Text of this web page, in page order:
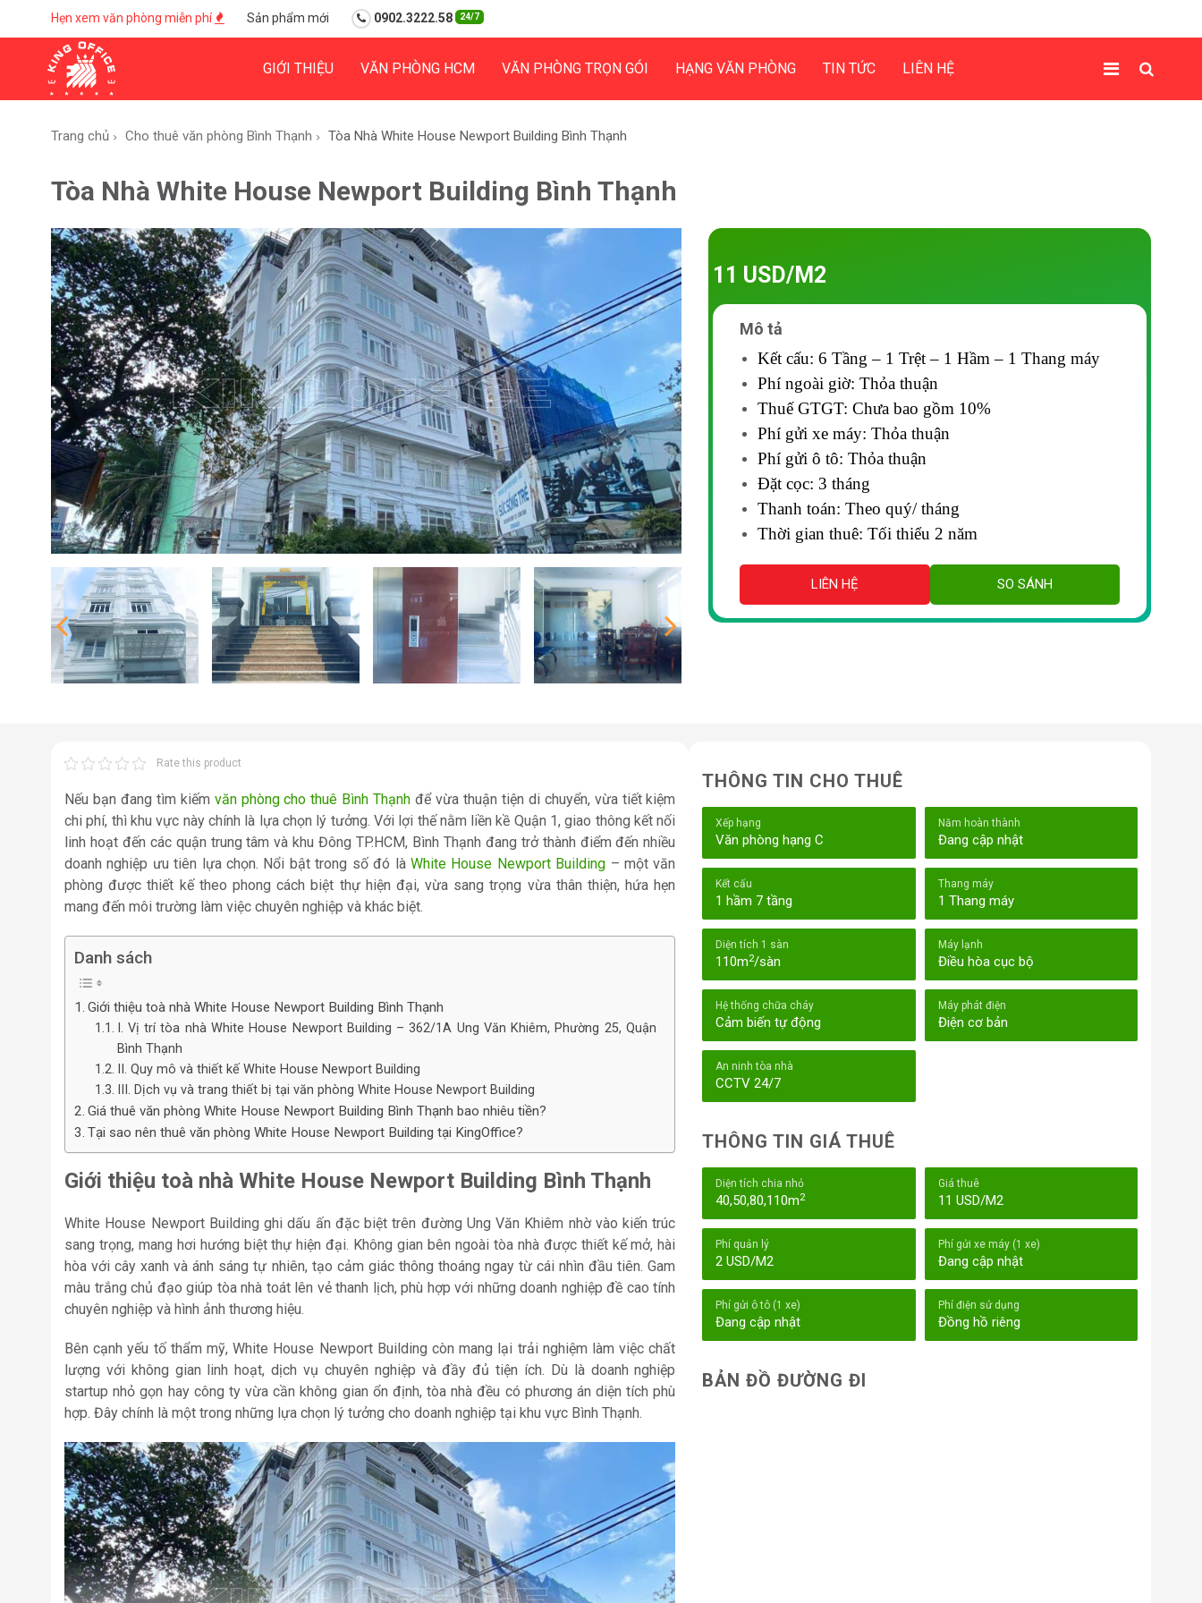
Hẹn xem văn phòng miễn phí Sản phẩm mới 0902.3222.58 24/7
GIỚI THIỆU VĂN PHÒNG HCM VĂN PHÒNG TRỌN GÓI HẠNG VĂN PHÒNG TIN TỨC LIÊN HỆ
Trang chủ Cho thuê văn phòng Bình Thạnh Tòa Nhà White House Newport Building Bình Thạnh
Tòa Nhà White House Newport Building Bình Thạnh
11 USD/M2
Mô tả
Kết cấu: 6 Tầng – 1 Trệt – 1 Hầm – 1 Thang máy
Phí ngoài giờ: Thỏa thuận
Thuế GTGT: Chưa bao gồm 10%
Phí gửi xe máy: Thỏa thuận
Phí gửi ô tô: Thỏa thuận
Đặt cọc: 3 tháng
Thanh toán: Theo quý/ tháng
Thời gian thuê: Tối thiểu 2 năm
LIÊN HỆ SO SÁNH
Rate this product
Nếu bạn đang tìm kiếm văn phòng cho thuê Bình Thạnh để vừa thuận tiện di chuyển, vừa tiết kiệm
chi phí, thì khu vực này chính là lựa chọn lý tưởng. Với lợi thế nằm liền kề Quận 1, giao thông kết nối
linh hoạt đến các quận trung tâm và khu Đông TP.HCM, Bình Thạnh đang trở thành điểm đến nhiều
doanh nghiệp ưu tiên lựa chọn. Nổi bật trong số đó là White House Newport Building – một văn
phòng được thiết kế theo phong cách biệt thự hiện đại, vừa sang trọng vừa thân thiện, hứa hẹn
mang đến môi trường làm việc chuyên nghiệp và khác biệt.
Danh sách
Giới thiệu toà nhà White House Newport Building Bình Thạnh
I. Vị trí tòa nhà White House Newport Building – 362/1A Ung Văn Khiêm, Phường 25, Quận
Bình Thạnh
II. Quy mô và thiết kế White House Newport Building
III. Dịch vụ và trang thiết bị tại văn phòng White House Newport Building
Giá thuê văn phòng White House Newport Building Bình Thạnh bao nhiêu tiền?
Tại sao nên thuê văn phòng White House Newport Building tại KingOffice?
Giới thiệu toà nhà White House Newport Building Bình Thạnh
White House Newport Building ghi dấu ấn đặc biệt trên đường Ung Văn Khiêm nhờ vào kiến trúc
sang trọng, mang hơi hướng biệt thự hiện đại. Không gian bên ngoài tòa nhà được thiết kế mở, hài
hòa với cây xanh và ánh sáng tự nhiên, tạo cảm giác thông thoáng ngay từ cái nhìn đầu tiên. Gam
màu trắng chủ đạo giúp tòa nhà toát lên vẻ thanh lịch, phù hợp với những doanh nghiệp đề cao tính
chuyên nghiệp và hình ảnh thương hiệu.
Bên cạnh yếu tố thẩm mỹ, White House Newport Building còn mang lại trải nghiệm làm việc chất
lượng với không gian linh hoạt, dịch vụ chuyên nghiệp và đầy đủ tiện ích. Dù là doanh nghiệp
startup nhỏ gọn hay công ty vừa cần không gian ổn định, tòa nhà đều có phương án diện tích phù
hợp. Đây chính là một trong những lựa chọn lý tưởng cho doanh nghiệp tại khu vực Bình Thạnh.
THÔNG TIN CHO THUÊ
Xếp hạng
Văn phòng hạng C
Năm hoàn thành
Đang cập nhật
Kết cấu
1 hầm 7 tầng
Thang máy
1 Thang máy
Diện tích 1 sàn
110m2/sàn
Máy lạnh
Điều hòa cục bộ
Hệ thống chữa cháy
Cảm biến tự động
Máy phát điện
Điện cơ bản
An ninh tòa nhà
CCTV 24/7
THÔNG TIN GIÁ THUÊ
Diện tích chia nhỏ
40,50,80,110m2
Giá thuê
11 USD/M2
Phí quản lý
2 USD/M2
Phí gửi xe máy (1 xe)
Đang cập nhật
Phí gửi ô tô (1 xe)
Đang cập nhật
Phí điện sử dụng
Đồng hồ riêng
BẢN ĐỒ ĐƯỜNG ĐI